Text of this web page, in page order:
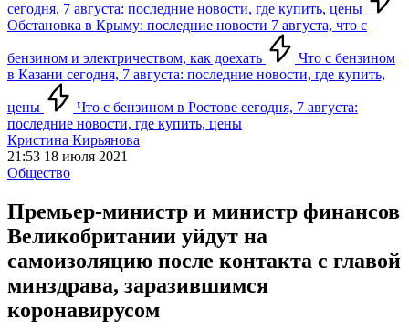
сегодня, 7 августа: последние новости, где купить, цены
Обстановка в Крыму: последние новости 7 августа, что с
бензином и электричеством, как доехать
Что с бензином
в Казани сегодня, 7 августа: последние новости, где купить,
цены
Что с бензином в Ростове сегодня, 7 августа:
последние новости, где купить, цены
Кристина Кирьянова
21:53 18 июля 2021
Общество
Премьер-министр и министр финансов
Великобритании уйдут на
самоизоляцию после контакта с главой
минздрава, заразившимся
коронавирусом